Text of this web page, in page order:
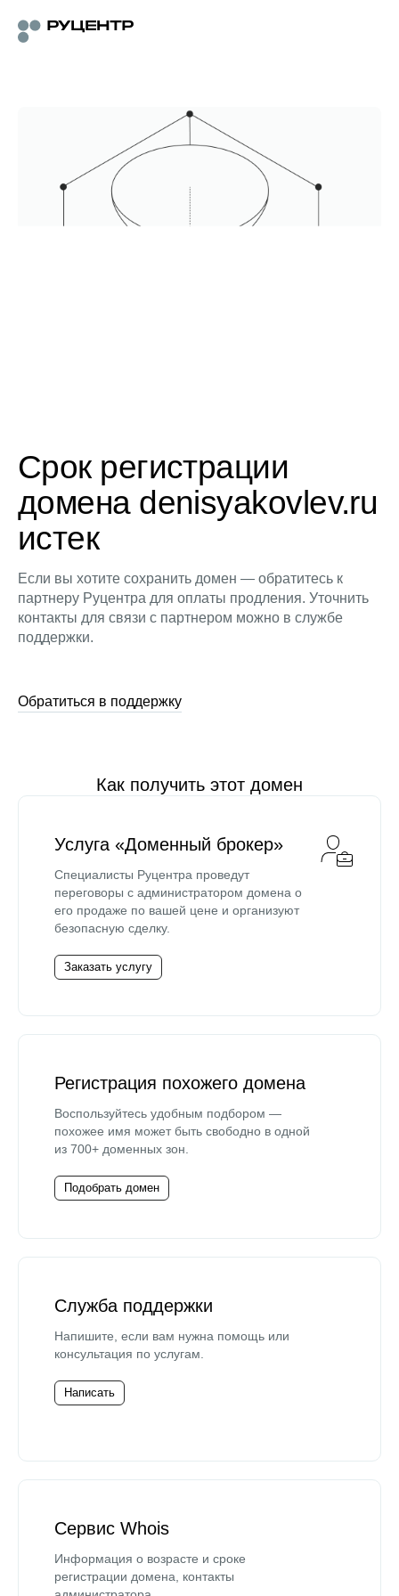
Срок регистрации
домена denisyakovlev.ru
истек
Если вы хотите сохранить домен — обратитесь к
партнеру Руцентра для оплаты продления. Уточнить
контакты для связи с партнером можно в службе
поддержки.
Обратиться в поддержку
Как получить этот домен
Услуга «Доменный брокер»
Специалисты Руцентра проведут
переговоры с администратором домена о
его продаже по вашей цене и организуют
безопасную сделку.
Заказать услугу
Регистрация похожего домена
Воспользуйтесь удобным подбором —
похожее имя может быть свободно в одной
из 700+ доменных зон.
Подобрать домен
Служба поддержки
Напишите, если вам нужна помощь или
консультация по услугам.
Написать
Сервис Whois
Информация о возрасте и сроке
регистрации домена, контакты